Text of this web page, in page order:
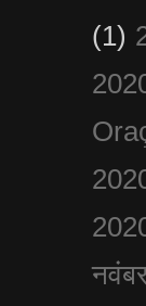
(1)